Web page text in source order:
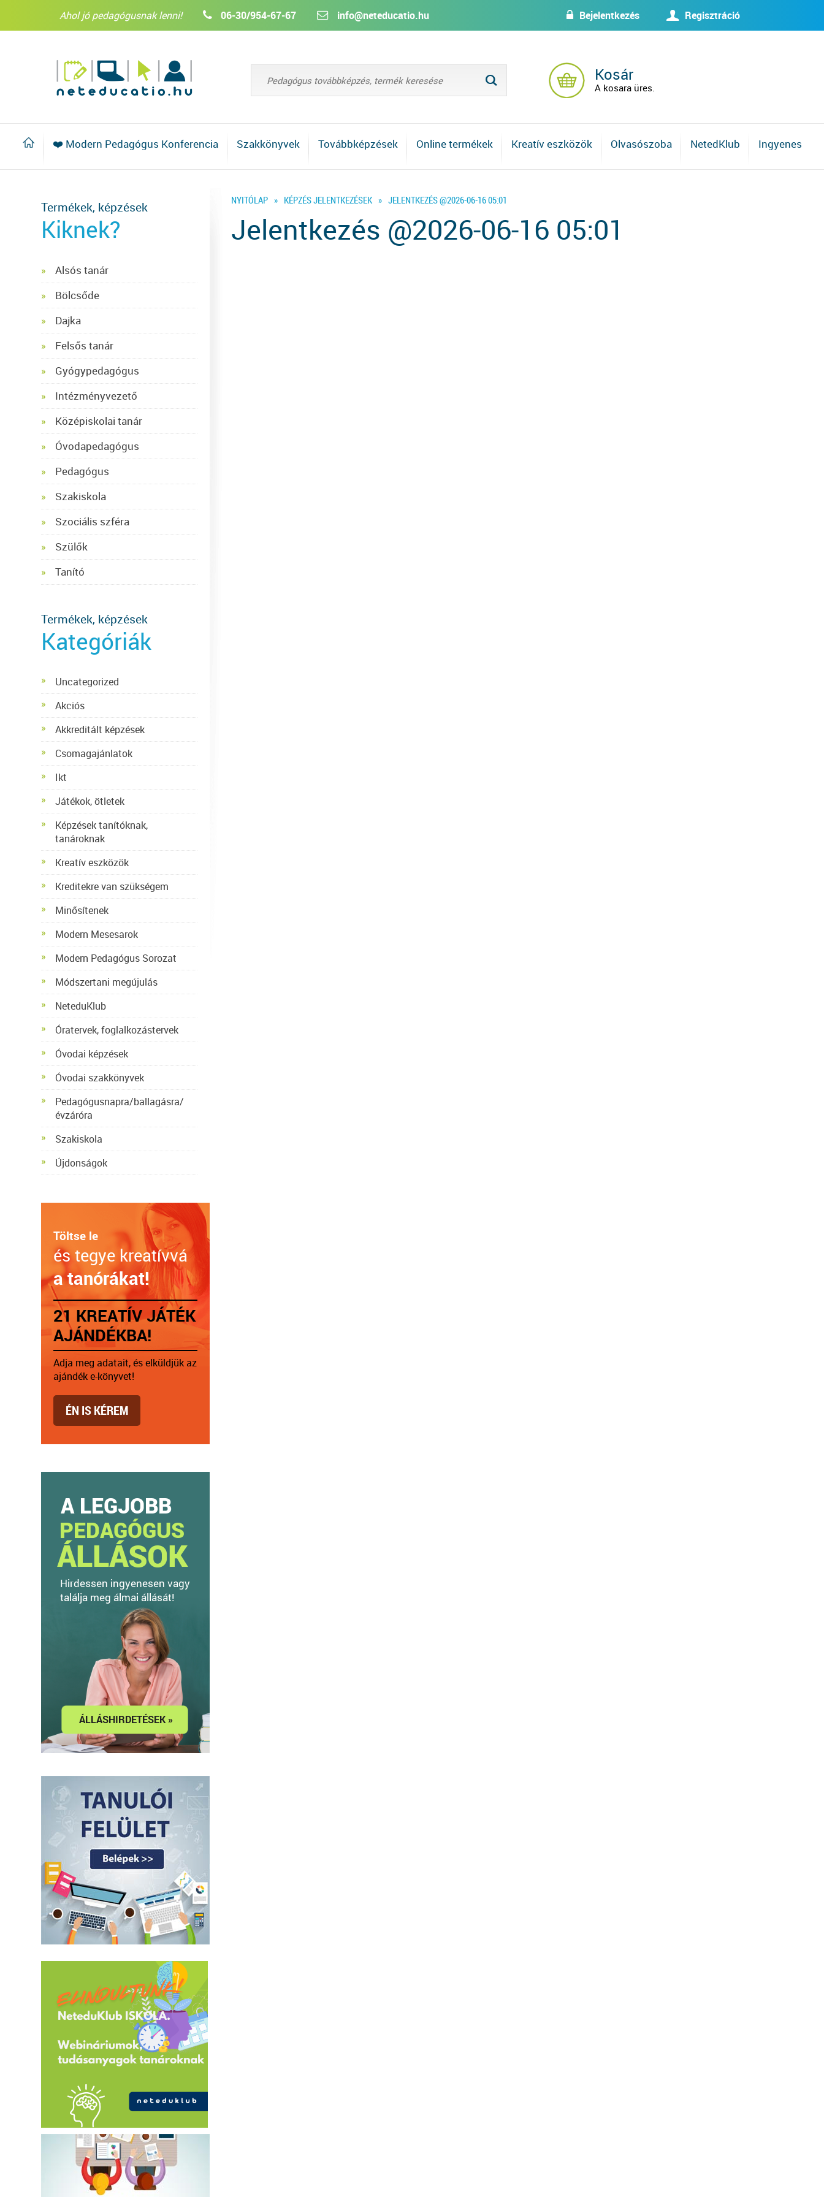
w Bejelentkezés U Regisztráció
Ahol jó pedagógusnak lenni! 06-30/954-67-67 info@neteducatio.hu
L Kosár
A kosara üres.
❤️ Modern Pedagógus Konferencia Szakkönyvek Továbbképzések Online termékek Kreatív eszközök Olvasószoba NetedKlub Ingyenes
NYITÓLAP » KÉPZÉS JELENTKEZÉSEK » JELENTKEZÉS @2026-06-16 05:01
Jelentkezés @2026-06-16 05:01
Termékek, képzések
Kiknek?
Alsós tanár
Bölcsőde
Dajka
Felsős tanár
Gyógypedagógus
Intézményvezető
Középiskolai tanár
Óvodapedagógus
Pedagógus
Szakiskola
Szociális szféra
Szülők
Tanító
Termékek, képzések
Kategóriák
Uncategorized
Akciós
Akkreditált képzések
Csomagajánlatok
Ikt
Játékok, ötletek
Képzések tanítóknak,
tanároknak
Kreatív eszközök
Kreditekre van szükségem
Minősítenek
Modern Mesesarok
Modern Pedagógus Sorozat
Módszertani megújulás
NeteduKlub
Óratervek, foglalkozástervek
Óvodai képzések
Óvodai szakkönyvek
Pedagógusnapra/ballagásra/
évzáróra
Szakiskola
Újdonságok
Töltse le
és tegye kreatívvá
a tanórákat!
21 KREATÍV JÁTÉK
AJÁNDÉKBA!
Adja meg adatait, és elküldjük az
ajándék e-könyvet!
ÉN IS KÉREM